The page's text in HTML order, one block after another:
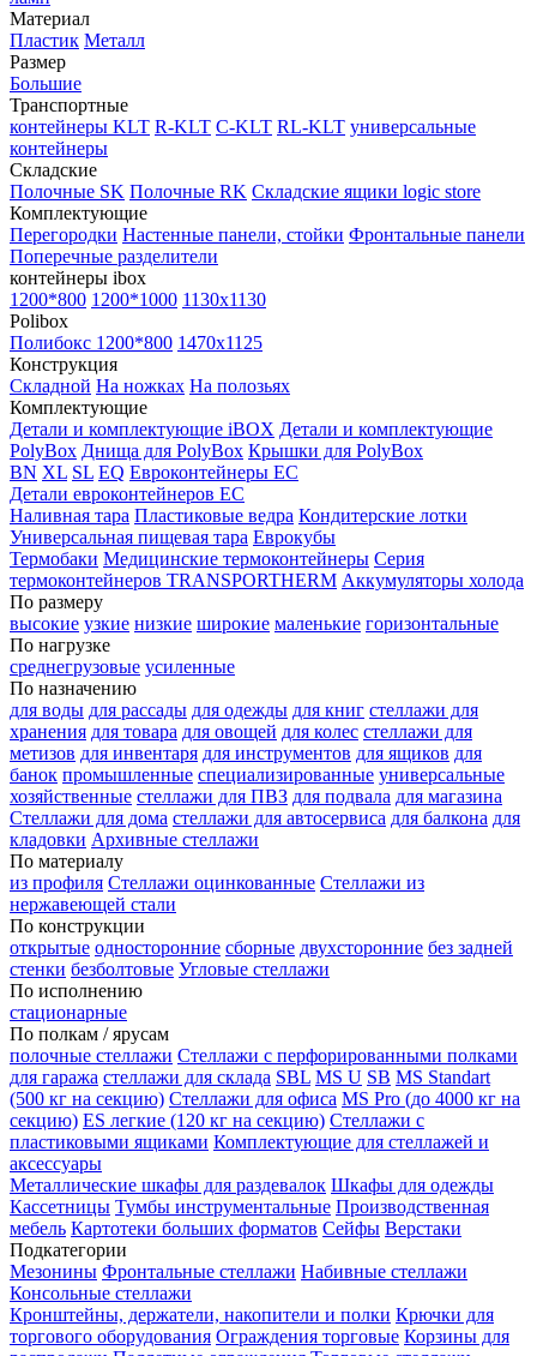
Материал
Пластик Металл
Размер
Большие
Транспортные
контейнеры KLT R-KLT C-KLT RL-KLT универсальные
контейнеры
Складские
Полочные SK Полочные RK Складские ящики logic store
Комплектующие
Перегородки Настенные панели, стойки Фронтальные панели
Поперечные разделители
контейнеры ibox
1200*800 1200*1000 1130x1130
Polibox
Полибокс 1200*800 1470х1125
Конструкция
Складной На ножках На полозьях
Комплектующие
Детали и комплектующие iBOX Детали и комплектующие
PolyBox Днища для PolyBox Крышки для PolyBox
BN XL SL EQ Евроконтейнеры EC
Детали евроконтейнеров EC
Наливная тара Пластиковые ведра Кондитерские лотки
Универсальная пищевая тара Еврокубы
Термобаки Медицинские термоконтейнеры Серия
термоконтейнеров TRANSPORTHERM Аккумуляторы холода
По размеру
высокие узкие низкие широкие маленькие горизонтальные
По нагрузке
среднегрузовые усиленные
По назначению
для воды для рассады для одежды для книг стеллажи для
хранения для товара для овощей для колес стеллажи для
метизов для инвентаря для инструментов для ящиков для
банок промышленные специализированные универсальные
хозяйственные стеллажи для ПВЗ для подвала для магазина
Стеллажи для дома стеллажи для автосервиса для балкона для
кладовки Архивные стеллажи
По материалу
из профиля Стеллажи оцинкованные Стеллажи из
нержавеющей стали
По конструкции
открытые односторонние сборные двухсторонние без задней
стенки безболтовые Угловые стеллажи
По исполнению
стационарные
По полкам / ярусам
полочные стеллажи Стеллажи с перфорированными полками
для гаража стеллажи для склада SBL MS U SB MS Standart
(500 кг на секцию) Стеллажи для офиса MS Pro (до 4000 кг на
секцию) ES легкие (120 кг на секцию) Стеллажи с
пластиковыми ящиками Комплектующие для стеллажей и
аксессуары
Металлические шкафы для раздевалок Шкафы для одежды
Кассетницы Тумбы инструментальные Производственная
мебель Картотеки больших форматов Сейфы Верстаки
Подкатегории
Мезонины Фронтальные стеллажи Набивные стеллажи
Консольные стеллажи
Кронштейны, держатели, накопители и полки Крючки для
торгового оборудования Ограждения торговые Корзины для